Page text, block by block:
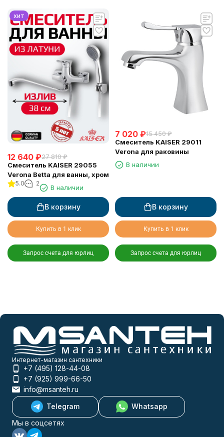
хит
12 640 ₽27 810 ₽
Смеситель KAISER 29055
Verona Betta для ванны, хром
5.0 2
В наличии
В корзину
Купить в 1 клик
Запрос счета для юрлиц
7 020 ₽15 450 ₽
Смеситель KAISER 29011
Verona для раковины
В наличии
В корзину
Купить в 1 клик
Запрос счета для юрлиц
Интернет-магазин сантехники
+7 (495) 128-44-08
+7 (925) 999-66-50
info@msanteh.ru
Telegram
Whatsapp
Мы в соцсетях